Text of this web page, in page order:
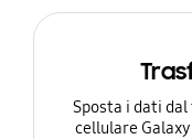
Sposta i dati
cellulare